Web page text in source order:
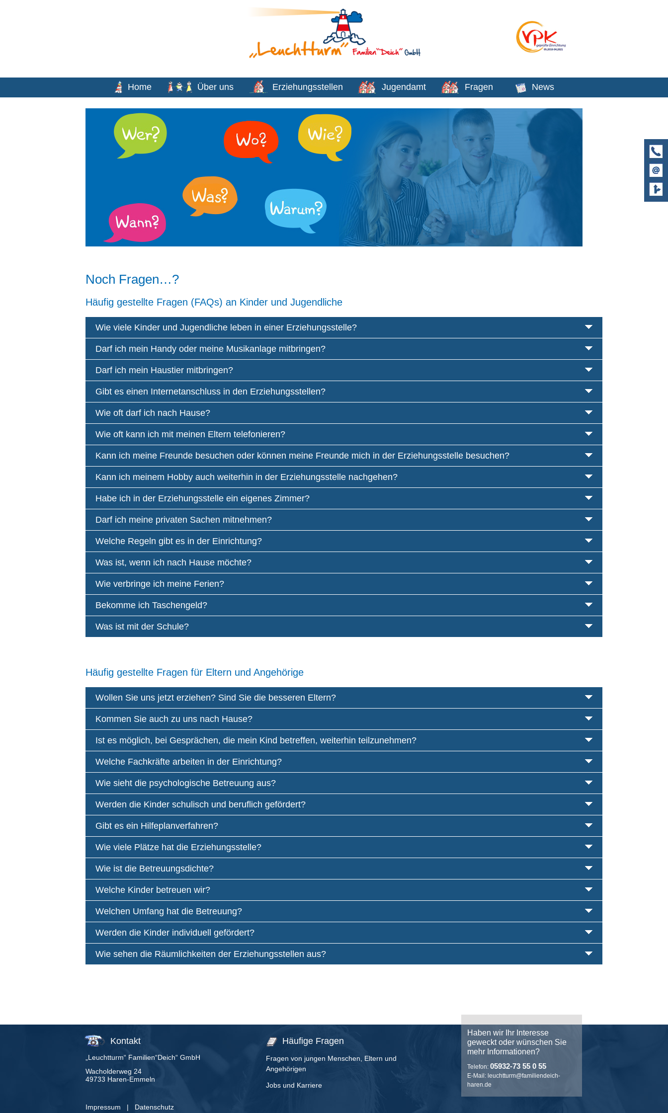
Home Über uns Erziehungsstellen Jugendamt Fragen News
Noch Fragen…?
Häufig gestellte Fragen (FAQs) an Kinder und Jugendliche
Wie viele Kinder und Jugendliche leben in einer Erziehungsstelle?
Darf ich mein Handy oder meine Musikanlage mitbringen?
Darf ich mein Haustier mitbringen?
Gibt es einen Internetanschluss in den Erziehungsstellen?
Wie oft darf ich nach Hause?
Wie oft kann ich mit meinen Eltern telefonieren?
Kann ich meine Freunde besuchen oder können meine Freunde mich in der Erziehungsstelle besuchen?
Kann ich meinem Hobby auch weiterhin in der Erziehungsstelle nachgehen?
Habe ich in der Erziehungsstelle ein eigenes Zimmer?
Darf ich meine privaten Sachen mitnehmen?
Welche Regeln gibt es in der Einrichtung?
Was ist, wenn ich nach Hause möchte?
Wie verbringe ich meine Ferien?
Bekomme ich Taschengeld?
Was ist mit der Schule?
Häufig gestellte Fragen für Eltern und Angehörige
Wollen Sie uns jetzt erziehen? Sind Sie die besseren Eltern?
Kommen Sie auch zu uns nach Hause?
Ist es möglich, bei Gesprächen, die mein Kind betreffen, weiterhin teilzunehmen?
Welche Fachkräfte arbeiten in der Einrichtung?
Wie sieht die psychologische Betreuung aus?
Werden die Kinder schulisch und beruflich gefördert?
Gibt es ein Hilfeplanverfahren?
Wie viele Plätze hat die Erziehungsstelle?
Wie ist die Betreuungsdichte?
Welche Kinder betreuen wir?
Welchen Umfang hat die Betreuung?
Werden die Kinder individuell gefördert?
Wie sehen die Räumlichkeiten der Erziehungsstellen aus?
Kontakt
„Leuchtturm“ Familien“Deich“ GmbH
Wacholderweg 24
49733 Haren-Emmeln
Impressum | Datenschutz
Häufige Fragen
Fragen von jungen Menschen, Eltern und
Angehörigen
Jobs und Karriere
Haben wir Ihr Interesse
geweckt oder wünschen Sie
mehr Informationen?
Telefon: 05932-73 55 0 55
E-Mail: leuchtturm@familiendeich-
haren.de